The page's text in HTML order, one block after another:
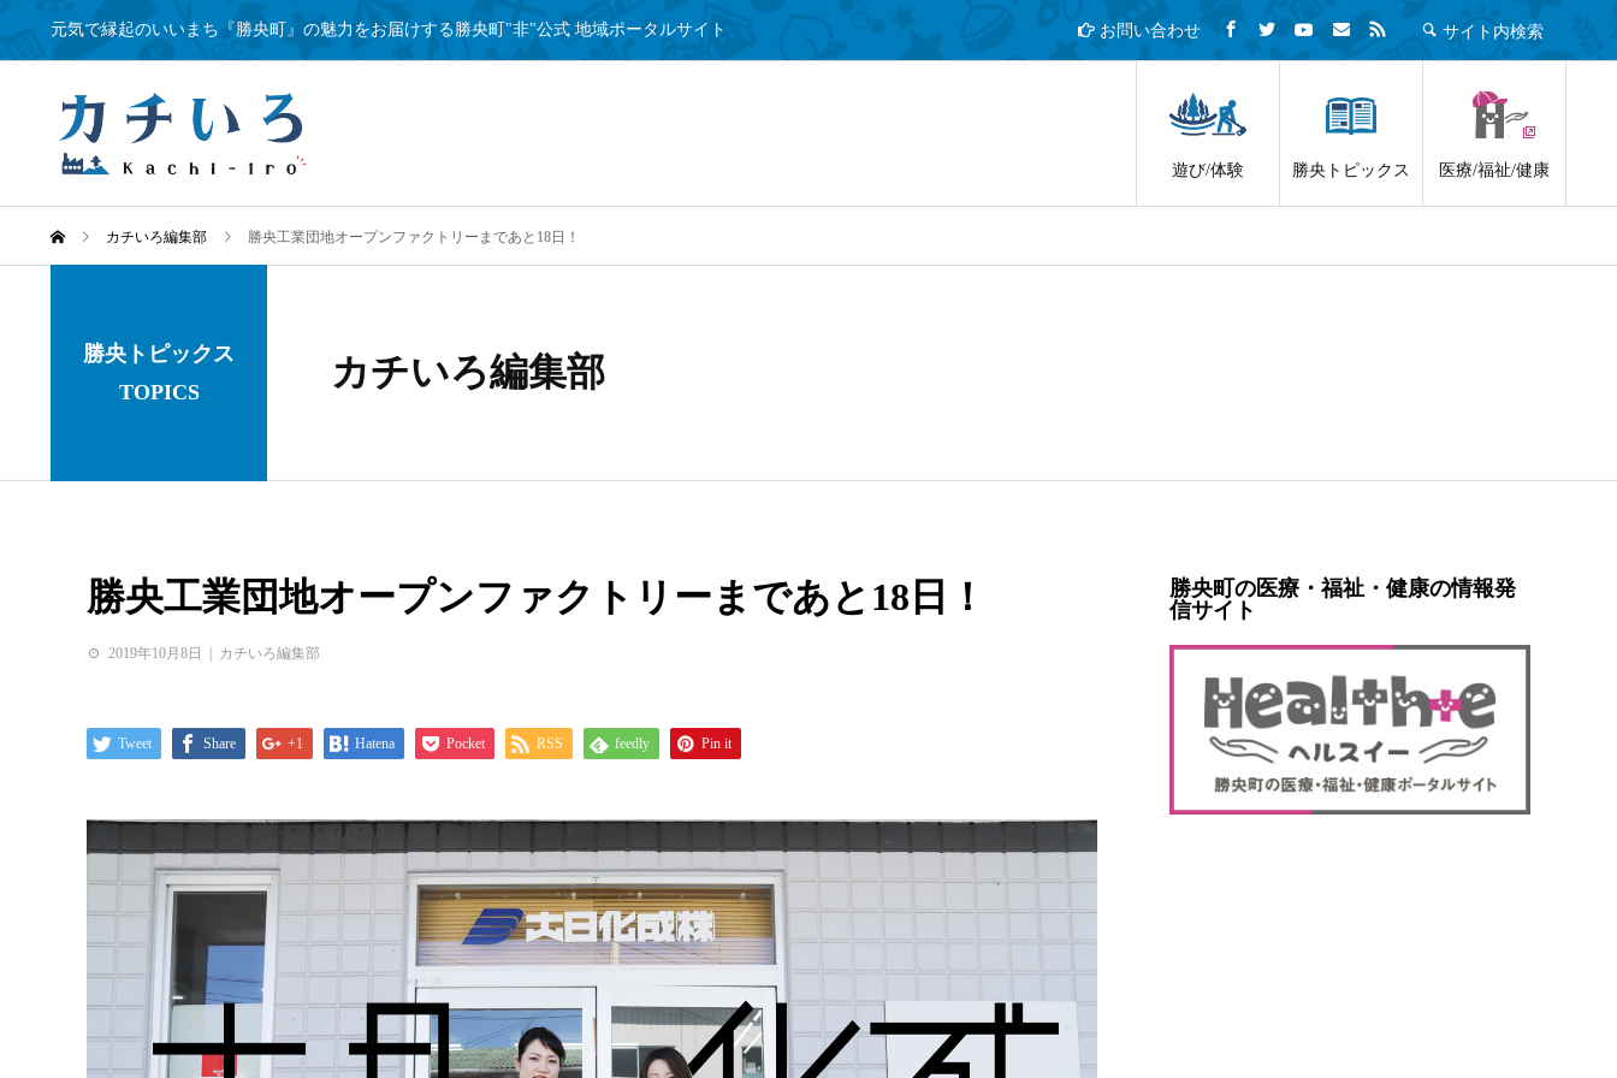
元気で縁起のいいまち『勝央町』の魅力をお届けする勝央町"非"公式 地域ポータルサイト お問い合わせ サイト内検索
遊び/体験 勝央トピックス 医療/福祉/健康
カチいろ編集部 勝央工業団地オープンファクトリーまであと18日！
勝央トピックス
TOPICS
カチいろ編集部
勝央工業団地オープンファクトリーまであと18日！
2019年10月8日 カチいろ編集部
Tweet Share +1 Hatena Pocket RSS feedly Pin it
勝央町の医療・福祉・健康の情報発
信サイト